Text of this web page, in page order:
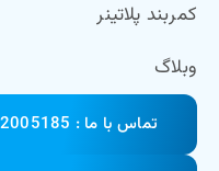
کمربند پلاتینر
وبلاگ
تماس با ما : 02192005185